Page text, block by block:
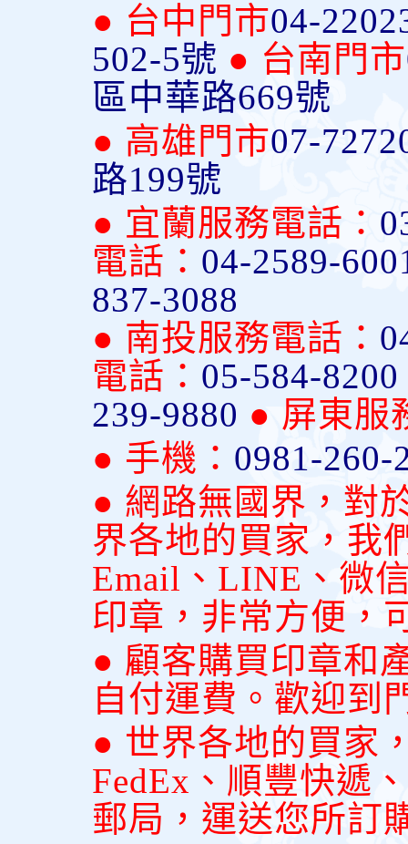
● 台中門市04-
502-5號 ● 台南門市
區中華路669號
● 高雄門市07-
路199號
● 宜蘭服務電話：
電話： 04-2589-
837-3088
● 南投服務電話：
電話： 05-584-8200
239-9880 ● 屏東服
● 手機： 0981-260-
● 網路無國界，對
界各地的買家，我
Email、LINE、微
印章，非常方便，
● 顧客購買印章和
自付運費。歡迎到
● 世界各地的買家
FedEx、順豐快遞
郵局，運送您所訂